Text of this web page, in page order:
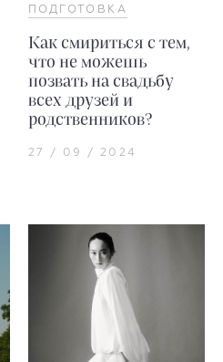
ПОДГОТОВКА
Как смириться с тем,
что не можешь
позвать на свадьбу
всех друзей и
родственников?
27 / 09 / 2024